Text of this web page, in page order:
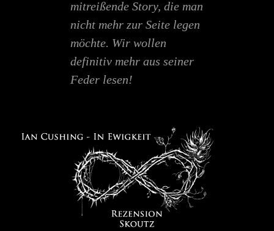
mitreißende Story, die man
nicht mehr zur Seite legen
möchte. Wir wollen
definitiv mehr aus seiner
Feder lesen!